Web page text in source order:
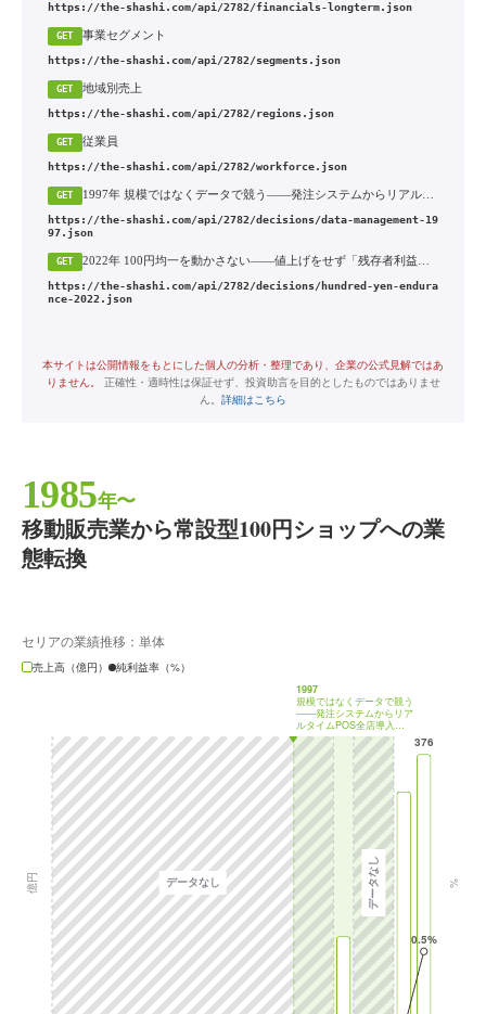
https://the-shashi.com/api/2782/financials-longterm.json
GET 事業セグメント
https://the-shashi.com/api/2782/segments.json
GET 地域別売上
https://the-shashi.com/api/2782/regions.json
GET 従業員
https://the-shashi.com/api/2782/workforce.json
GET 1997年 規模ではなくデータで競う——発注システムからリアルタイムPOS全店導入まで
https://the-shashi.com/api/2782/decisions/data-management-19
97.json
GET
https://the-shashi.com/api/2782/decisions/hundred-yen-endura
nce-2022.json
本サイトは公開情報をもとにした個人の分析・整理であり、企業の公式見解ではあ
りません。
正確性・適時性は保証せず、投資助言を目的としたものではありませ
ん。 詳細はこちら
1985年〜
移動販売業から常設型100円ショップへの業
態転換
セリアの業績推移：単体
売上高（億円）
純利益率（%）